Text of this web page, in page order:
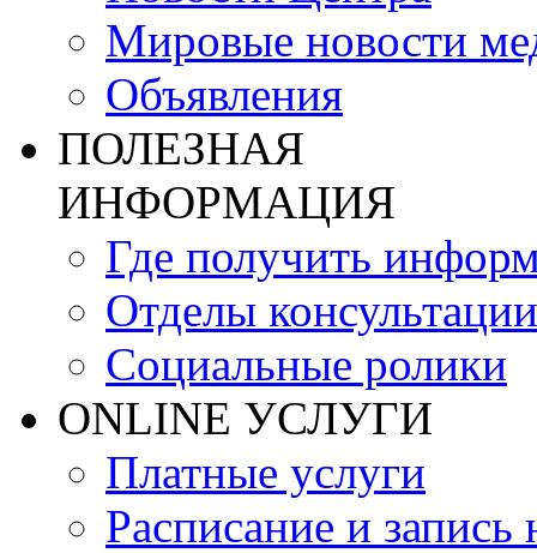
Мировые новости
Объявления
ПОЛЕЗНАЯ
ИНФОРМАЦИЯ
Где получить
Отделы консультации
Социальные ролики
ONLINE УСЛУГИ
Платные услуги
Расписание и запись